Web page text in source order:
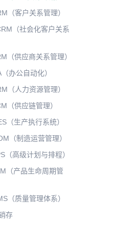
（客户关系管理）
（社会化客户关系
（供应商关系管理）
办公自动化）
（人力资源管理）
（供应链管理）
（生产执行系统）
（制造运营管理）
（高级计划与排程）
（产品生命周期管
（质量管理体系）
存